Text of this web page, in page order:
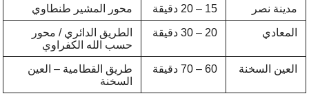
نصر
محور المشير طنطاوي
الطريق الدائري / محور
حسب الله الكفراوي
السخنة
طريق القطامية – العين
السخنة